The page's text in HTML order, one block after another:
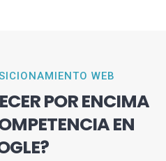
WEB
POR ENCIMA
EN